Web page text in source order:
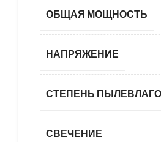
ОБЩАЯ МОЩНОСТЬ
НАПРЯЖЕНИЕ
СТЕПЕНЬ
СВЕЧЕНИЕ